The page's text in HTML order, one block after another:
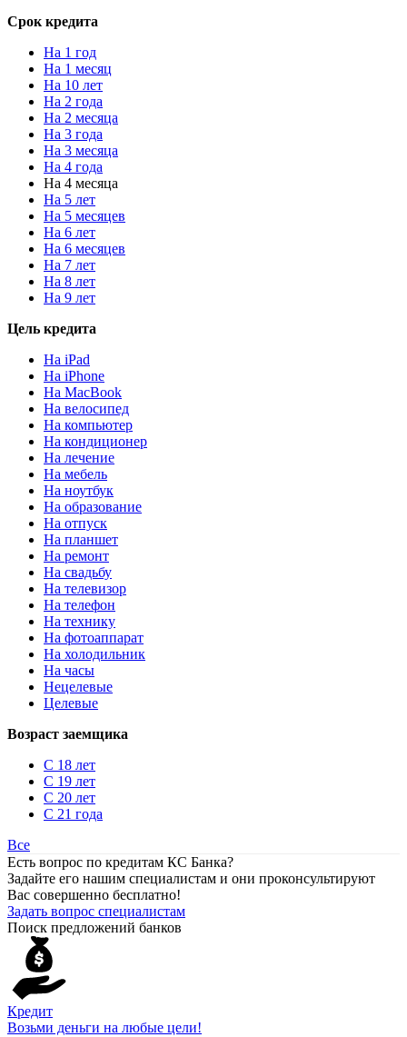
Срок кредита
На 1 год
На 1 месяц
На 10 лет
На 2 года
На 2 месяца
На 3 года
На 3 месяца
На 4 года
На 4 месяца
На 5 лет
На 5 месяцев
На 6 лет
На 6 месяцев
На 7 лет
На 8 лет
На 9 лет
Цель кредита
На iPad
На iPhone
На MacBook
На велосипед
На компьютер
На кондиционер
На лечение
На мебель
На ноутбук
На образование
На отпуск
На планшет
На ремонт
На свадьбу
На телевизор
На телефон
На технику
На фотоаппарат
На холодильник
На часы
Нецелевые
Целевые
Возраст заемщика
С 18 лет
С 19 лет
С 20 лет
С 21 года
Все
Есть вопрос по кредитам КС Банка?
Задайте его нашим специалистам и они проконсультируют
Вас совершенно бесплатно!
Задать вопрос специалистам
Поиск предложений банков
Кредит
Возьми деньги на любые цели!